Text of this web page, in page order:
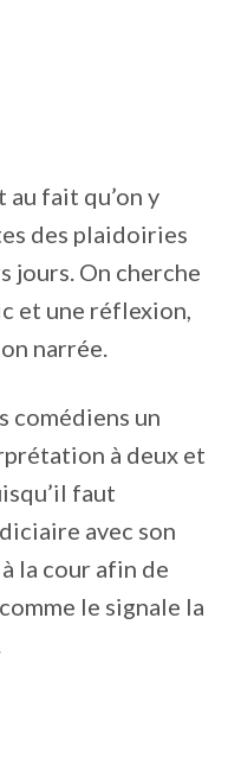
fait qu’on y
des plaidoiries
jours. On cherche
et une réflexion,
narrée.
comédiens un
à deux et
faut
avec son
la cour afin de
le signale la